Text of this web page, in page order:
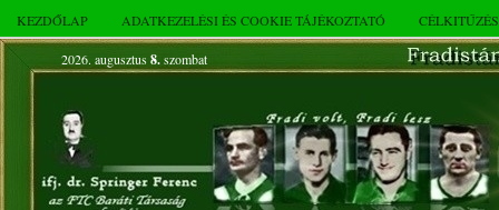
KEZDŐLAP ADATKEZELÉSI ÉS COOKIE TÁJÉKOZTATÓ
2026. augusztus 8.szombat